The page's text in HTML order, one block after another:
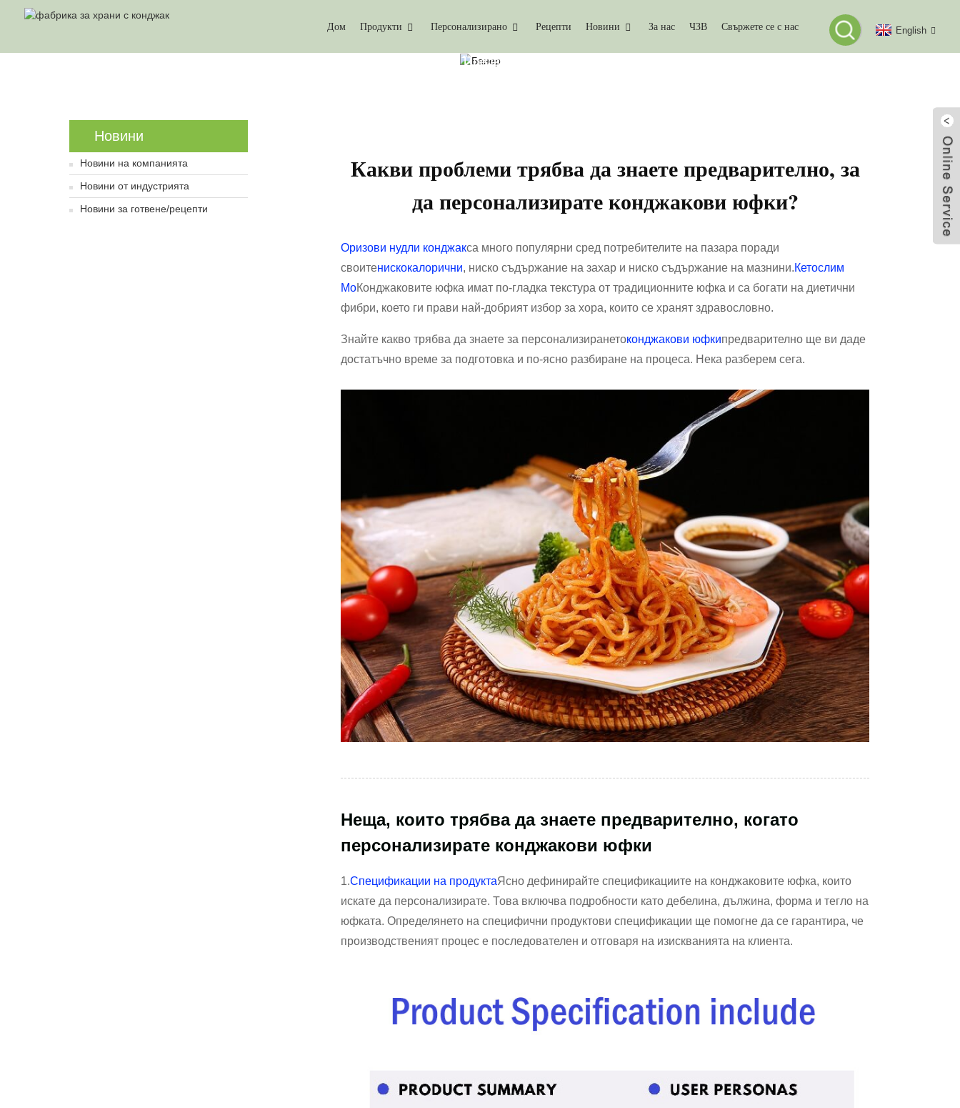
Дом Продукти Персонализирано Рецепти Новини За нас ЧЗВ Свържете се с нас English
Какви Проблеми Трябва Да Знаете Предварително, За Да Персонализирате Конджакови Юфки?
Новини
Новини на компанията
Новини от индустрията
Новини за готвене/рецепти
Какви проблеми трябва да знаете предварително, за
да персонализирате конджакови юфки?
Оризови нудли конджакса много популярни сред потребителите на пазара поради
своитенискокалорични, ниско съдържание на захар и ниско съдържание на мазнини.Кетослим
МоКонджаковите юфка имат по-гладка текстура от традиционните юфка и са богати на диетични
фибри, което ги прави най-добрият избор за хора, които се хранят здравословно.
Знайте какво трябва да знаете за персонализиранетоконджакови юфкипредварително ще ви даде
достатъчно време за подготовка и по-ясно разбиране на процеса. Нека разберем сега.
Неща, които трябва да знаете предварително, когато
персонализирате конджакови юфки
1.Спецификации на продуктаЯсно дефинирайте спецификациите на конджаковите юфка, които
искате да персонализирате. Това включва подробности като дебелина, дължина, форма и тегло на
юфката. Определянето на специфични продуктови спецификации ще помогне да се гарантира, че
производственият процес е последователен и отговаря на изискванията на клиента.